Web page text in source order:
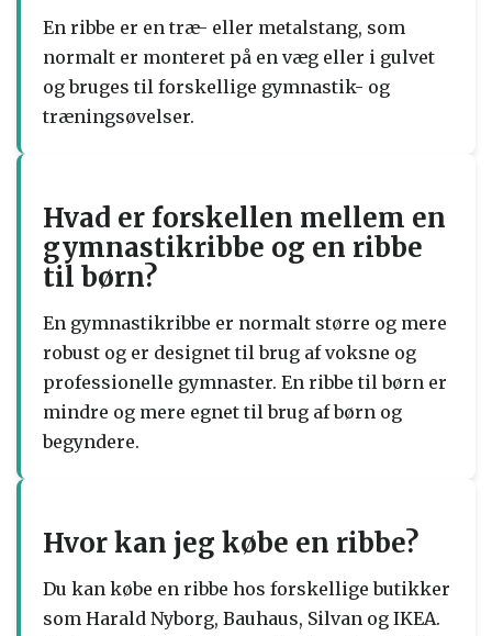
En ribbe er en træ- eller metalstang, som
normalt er monteret på en væg eller i gulvet
og bruges til forskellige gymnastik- og
træningsøvelser.
Hvad er forskellen mellem en
gymnastikribbe og en ribbe
til børn?
En gymnastikribbe er normalt større og mere
robust og er designet til brug af voksne og
professionelle gymnaster. En ribbe til børn er
mindre og mere egnet til brug af børn og
begyndere.
Hvor kan jeg købe en ribbe?
Du kan købe en ribbe hos forskellige butikker
som Harald Nyborg, Bauhaus, Silvan og IKEA.